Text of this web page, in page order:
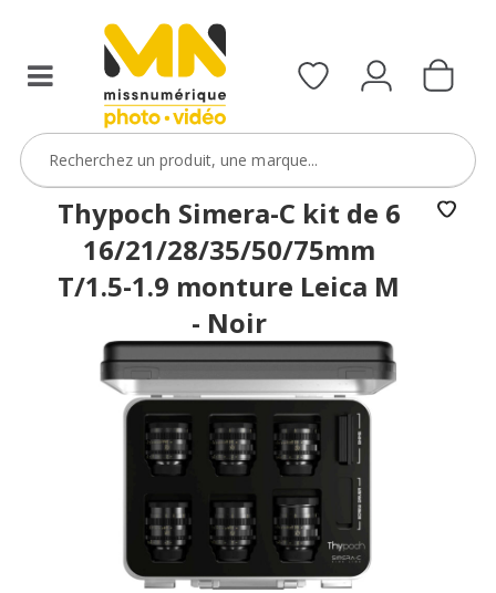
le
ObjectifFiltre5
VOIR L'OFFRE
Thypoch Simera-C kit de 6
16/21/28/35/50/75mm
T/1.5-1.9 monture Leica M
- Noir